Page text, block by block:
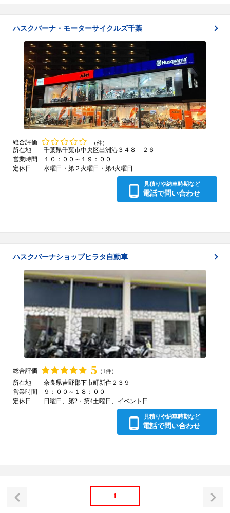
ハスクバーナ・モーターサイクルズ千葉
総合評価 （件）
所在地
千葉県千葉市中央区出洲港３４８－２６
営業時間
１０：００～１９：００
定休日
水曜日・第２火曜日・第4火曜日
見積りや納車時期など
電話で問い合わせ
ハスクバーナショップヒラタ自動車
総合評価 5 （1件）
所在地
奈良県吉野郡下市町新住２３９
営業時間
９：００～１８：００
定休日
日曜日、第2・第4土曜日、イベント日
見積りや納車時期など
電話で問い合わせ
1